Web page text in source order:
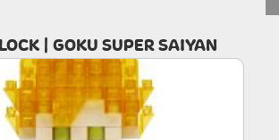
| GOKU SUPER SAIYAN